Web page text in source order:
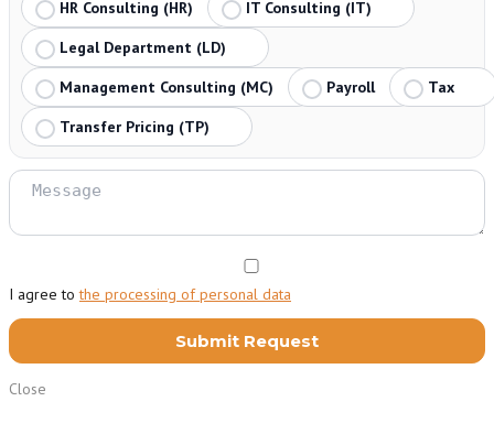
HR Consulting (HR)
IT Consulting (IT)
Legal Department (LD)
Management Consulting (MC)
Payroll
Tax
Transfer Pricing (TP)
I agree tothe processing of personal data
Close